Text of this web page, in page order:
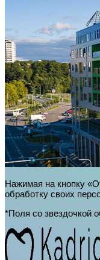
Нажимая на кнопку
обработку своих
*Поля со звездочкой